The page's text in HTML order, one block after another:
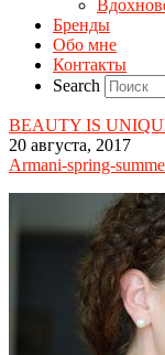
Бренды
Обо мне
Контакты
Search
BEAUTY IS
20 августа, 2017
Armani-spring-